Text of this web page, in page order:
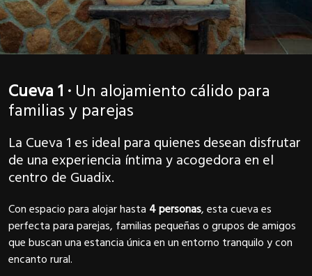
Cueva 1 · Un alojamiento cálido para
familias y parejas
La Cueva 1 es ideal para quienes desean disfrutar
de una experiencia íntima y acogedora en el
centro de Guadix.
Con espacio para alojar hasta 4 personas, esta cueva es
perfecta para parejas, familias pequeñas o grupos de amigos
que buscan una estancia única en un entorno tranquilo y con
encanto rural.